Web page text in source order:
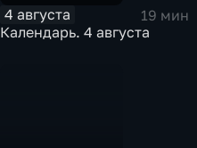
4 августа
19 мин
Календарь. 4 августа